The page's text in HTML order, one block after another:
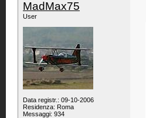
MadMax75
User
Data registr.: 09-10-2006
Residenza: Roma
Messaggi: 934